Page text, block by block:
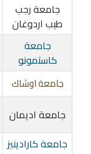
جامعة رجب
طيب اردوغان
جامعة
كاستمونو
جامعة اوشاك
جامعة اديمان
جامعة كارادينيز